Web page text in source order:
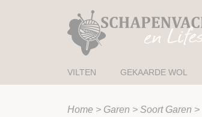
VILTEN GEKAARDE WOL
Home > Garen > Soort Garen >